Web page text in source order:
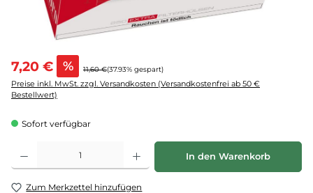
7,20 € % 11,60 €(37.93% gespart)
Preise inkl. MwSt. zzgl. Versandkosten (Versandkostenfrei ab 50 €
Bestellwert)
Sofort verfügbar
Produkt Anzahl: Gib den gewünschten Wert ein oder benutze die Schaltflächen
In den Warenkorb
Zum Merkzettel hinzufügen